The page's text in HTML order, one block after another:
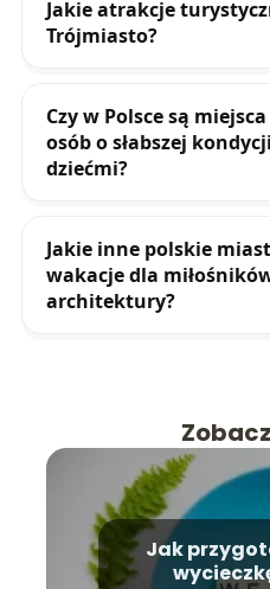
Jakie atrakcje
Trójmiasto?
Czy w Polsce są
osób o słabszej
dziećmi?
Jakie inne polskie
wakacje dla
architektury?
Jak